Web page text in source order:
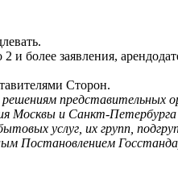
более заявления,
Сторон.
представительных
Москвы и Санкт-
услуг, их групп,
Постановлением